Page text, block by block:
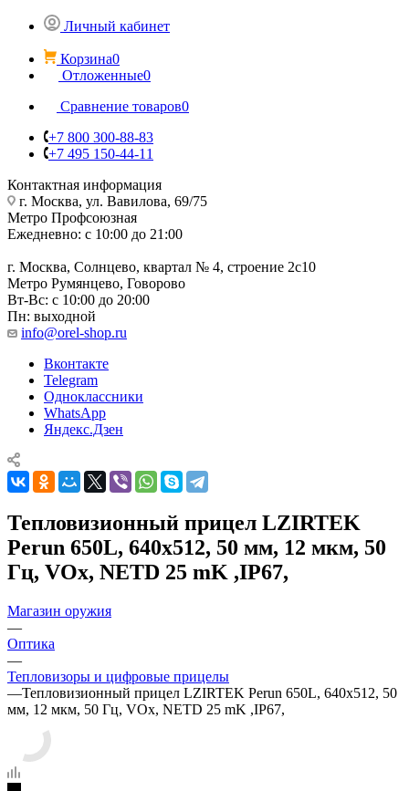
Личный кабинет
Корзина0
Отложенные0
Сравнение товаров0
+7 800 300-88-83
+7 495 150-44-11
Контактная информация
г. Москва, ул. Вавилова, 69/75
Метро Профсоюзная
Ежедневно: с 10:00 до 21:00
г. Москва, Солнцево, квартал № 4, строение 2с10
Метро Румянцево, Говорово
Вт-Вс: с 10:00 до 20:00
Пн: выходной
info@orel-shop.ru
Вконтакте
Telegram
Одноклассники
WhatsApp
Яндекс.Дзен
Тепловизионный прицел LZIRTEK
Perun 650L, 640x512, 50 мм, 12 мкм, 50
Гц, VOx, NETD 25 mK ,IP67,
Магазин оружия
—
Оптика
—
Тепловизоры и цифровые прицелы
—Тепловизионный прицел LZIRTEK Perun 650L, 640x512, 50
мм, 12 мкм, 50 Гц, VOx, NETD 25 mK ,IP67,